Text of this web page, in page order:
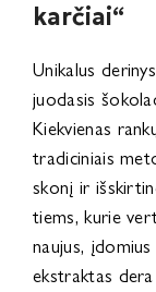
karčiai“
Unikalus
juodasis
Kiekvienas
tradiciniais
skonį ir
tiems, kurie
naujus,
ekstraktas